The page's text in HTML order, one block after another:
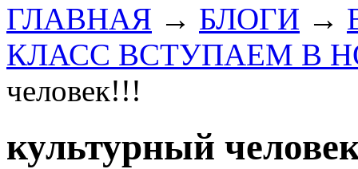
ГЛАВНАЯ → БЛОГИ →
КЛАСС ВСТУПАЕМ В
человек!!!
культурный